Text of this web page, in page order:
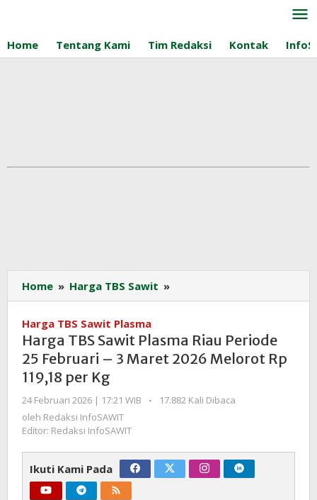
konten
Home Tentang Kami Tim Redaksi Kontak
Home » Harga TBS Sawit »
TBS
Plasma
Riau
Periode
Februari
2026
Melorot
Harga TBS Sawit Plasma
Harga TBS Sawit Plasma Riau Periode
25 Februari – 3 Maret 2026 Melorot Rp
119,18 per Kg
24 Februari 2026 | 17:21 WIB
oleh
-
17.882 Kali Dibaca
oleh Redaksi InfoSAWIT
Editor: Redaksi InfoSAWIT
Ikuti Kami Pada